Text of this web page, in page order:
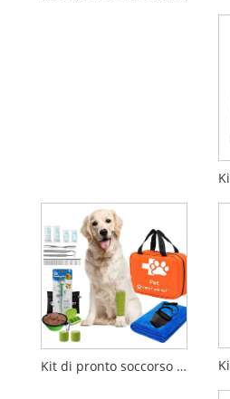
Kit di pronto soccorso per gatti